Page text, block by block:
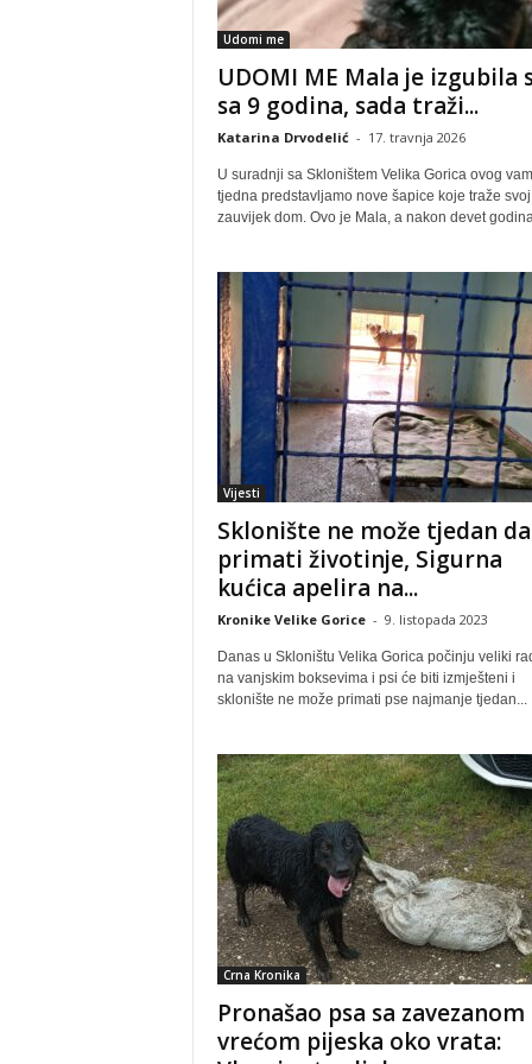
Udomi me
UDOMI ME Mala je izgubila
sa 9 godina, sada traži...
Katarina Drvodelić - 17. travnja 2026
U suradnji sa Skloništem Velika Gorica ovog vam
tjedna predstavljamo nove šapice koje traže svoj
zauvijek dom. Ovo je Mala, a nakon devet
Vijesti
Sklonište ne može tjedan
primati životinje, Sigurna
kućica apelira na...
Kronike Velike Gorice - 9. listopada 2023
Danas u Skloništu Velika Gorica počinju veliki
na vanjskim boksevima i psi će biti izmješteni i
sklonište ne može primati pse najmanje tjedan...
Crna Kronika
Pronašao psa sa zavezanom
vrećom pijeska oko vrata: